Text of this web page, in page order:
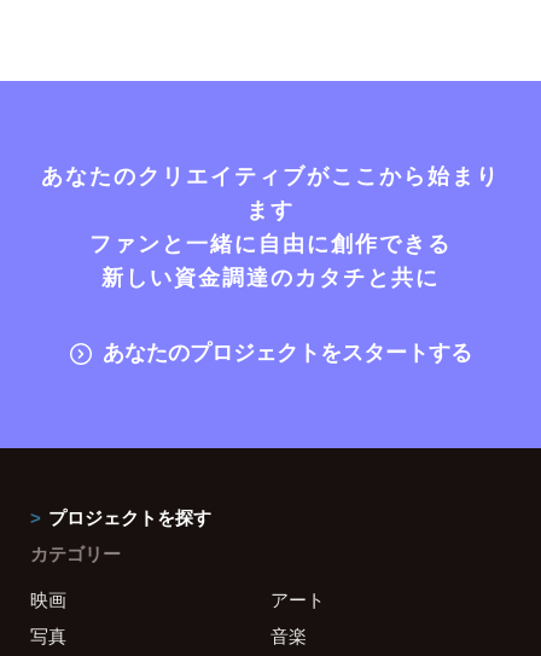
あなたのクリエイティブがここから始まり
ます
ファンと一緒に自由に創作できる
新しい資金調達のカタチと共に
あなたのプロジェクトをスタートする
プロジェクトを探す
カテゴリー
映画
アート
写真
音楽